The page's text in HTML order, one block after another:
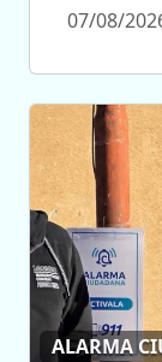
07/08/
ALARMA